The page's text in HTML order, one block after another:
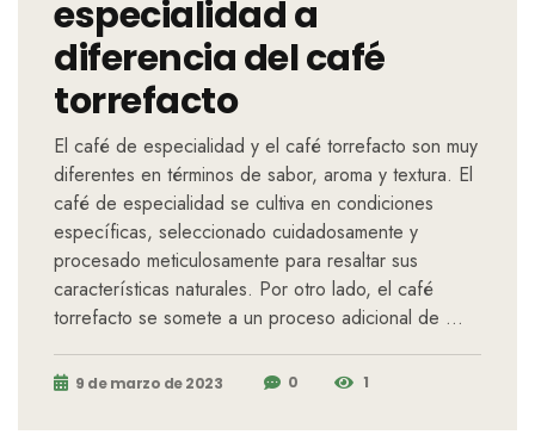
especialidad a
diferencia del café
torrefacto
El café de especialidad y el café torrefacto son muy
diferentes en términos de sabor, aroma y textura. El
café de especialidad se cultiva en condiciones
específicas, seleccionado cuidadosamente y
procesado meticulosamente para resaltar sus
características naturales. Por otro lado, el café
torrefacto se somete a un proceso adicional de …
9 de marzo de 2023 0 1